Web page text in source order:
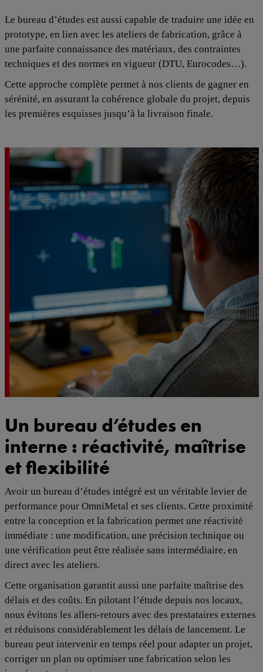
Le bureau d’études est aussi capable de traduire une idée en
prototype, en lien avec les ateliers de fabrication, grâce à
une parfaite connaissance des matériaux, des contraintes
techniques et des normes en vigueur (DTU, Eurocodes…).
Cette approche complète permet à nos clients de gagner en
sérénité, en assurant la cohérence globale du projet, depuis
les premières esquisses jusqu’à la livraison finale.
Un bureau d’études en
interne : réactivité, maîtrise
et flexibilité
Avoir un bureau d’études intégré est un véritable levier de
performance pour OmniMetal et ses clients. Cette proximité
entre la conception et la fabrication permet une réactivité
immédiate : une modification, une précision technique ou
une vérification peut être réalisée sans intermédiaire, en
direct avec les ateliers.
Cette organisation garantit aussi une parfaite maîtrise des
délais et des coûts. En pilotant l’étude depuis nos locaux,
nous évitons les allers-retours avec des prestataires externes
et réduisons considérablement les délais de lancement. Le
bureau peut intervenir en temps réel pour adapter un projet,
corriger un plan ou optimiser une fabrication selon les